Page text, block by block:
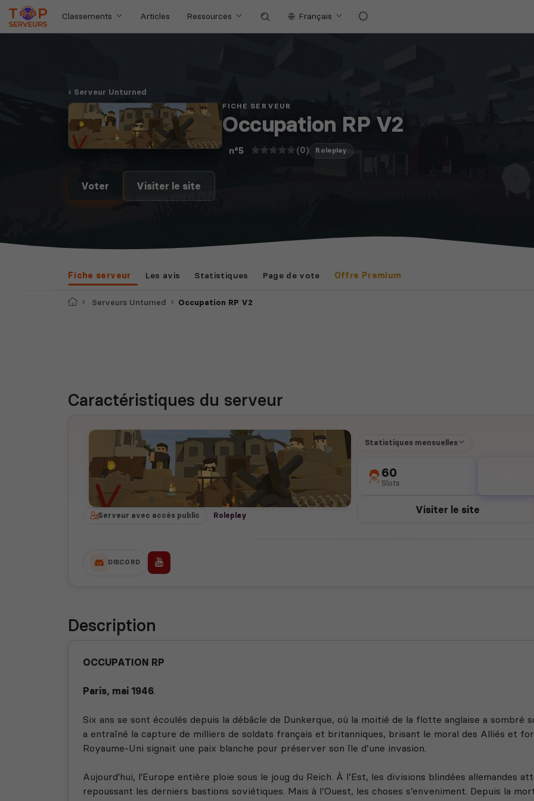
Classements Articles Ressources Français
Serveur Unturned
FICHE SERVEUR
Occupation RP V2
n°5 (0) Roleplay
Voter Visiter le site
Fiche serveur Les avis Statistiques Page de vote Offre Premium
AccueilServeurs Unturned Occupation RP V2
Caractéristiques du serveur
Serveur avec accès public Roleplay
Statistiques mensuelles
60
Slots
Visiter le site
DISCORD
Description
OCCUPATION RP
Paris, mai 1946.
Six ans se sont écoulés depuis la débâcle de Dunkerque, où la moitié de la flotte anglaise a sombré
a entraîné la capture de milliers de soldats français et britanniques, brisant le moral des Alliés et
Royaume-Uni signait une paix blanche pour préserver son île d’une invasion.
Aujourd'hui, l'Europe entière ploie sous le joug du Reich. À l’Est, les divisions blindées allemandes
repoussant les derniers bastions soviétiques. Mais à l’Ouest, les choses s’enveniment. Depuis la